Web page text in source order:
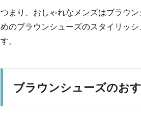
つまり、おしゃれなメンズはブラウ
めのブラウンシューズのスタイリッ
す。
ブラウンシューズのお